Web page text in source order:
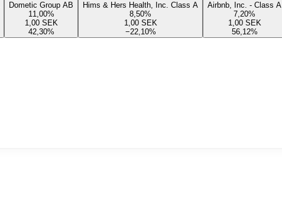
Dometic Group AB
11,00%
1,00 SEK
42,30%
Hims & Hers Health, Inc. Class A
8,50%
1,00 SEK
−22,10%
Airbnb, Inc. - Class A
7,20%
1,00 SEK
56,12%